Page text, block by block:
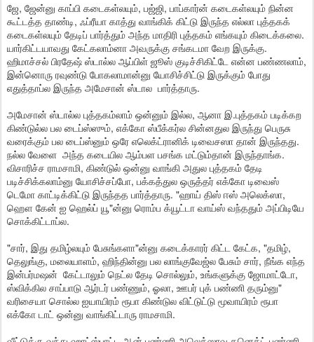
ஜே, ஜேன்னு காப்பி கடைகள்லயும், பஜ்ஜி, பாப்கார்ன் கடைகள்லயும் நின்ன
கூட்டத்த தாண்டி, ஃப்ரீயா காத்து வாங்கிக் கிட்டு இருந்த எல்லா புத்தகக்
கடைகள்லயும் தேடிப் பார்த்தும் அந்த மாதிரி புத்தகம் எங்கயும் கிடைக்கலை.
யார்கிட்டயாவது கேட்கலாம்னா அவருக்கு சங்கடமா வேற இருக்கு.
ஹிமாச்சல் பிரதேஷ் ஸ்டால்ல ஆப்பிள் ஜூஸ் குடிச்சிகிட்டே என்ன பண்ணலாம்,
இன்னொரு ரவுண்டு போகலாமான்னு யோசிச்சிட்டு இருக்கும் போது
எதுத்தாப்ல இருந்த அமேசான் ஸ்டால பார்த்தாரு.
அமேசான் ஸ்டால்ல புத்தகம்லாம் ஒன்னும் இல்ல, ஆனா இ.புத்தகம் படிக்கற
கிண்டுல்ல பல டைப்ஸ்ஸும், எக்கோ ஸ்பீக்கர்ல சின்னதுல இருந்து பெருசு
வரைக்கும் பல டைப்ஸ்னும் ஒரே எலெக்ட்ரானிக் டிவைசஸா தான் இருந்தது.
நல்ல வேளை அந்த கடையில ஆம்பள பசங்க மட்டும்தான் இருந்தாங்க.
விசாரிச்ச ராமசாமி, கிண்டுல் ஒன்னு வாங்கி அதுல புத்தகம் தேடி
படிச்சிக்கலாம்னு யோசிச்சப்போ, பக்கத்துல ஒருத்தர் எக்கோ டிவைஸ்
டெமோ காட்டிக்கிட்டு இருந்தத பார்த்தாரு. "ஹாய் திஸ் ஈஸ் அலெக்ஸா,
ஹௌ கேன் ஐ ஹெல்ப் யூ"ன்னு ரொம்ப க்யூட்டா வாய்ஸ் வந்ததும் அப்பிடியே
சொக்கிட்டாப்ல.
"சார், இது தமிழ்லயும் பேசுங்களா"ன்னு கடைக்காரர் கிட்ட கேட்க, "தமிழ்,
தெலுங்கு, மலையாளம், ஹிந்தின்னு பல லாங்குவேஜ்ல பேசும் சார், நீங்க எந்த
இன்பர்மஷன் கேட்டாலும் நெட்ல தேடி சொல்லும், உங்களுக்கு ஜோமாட்டோ,
ஸ்விக்கில சாப்பாடு ஆர்டர் பண்ணும், ஓலா, ஊபர் புக் பண்ணி தரும்னு"
வரிசையா சொல்ல ஐயாயிரம் ரூபா கிண்டுல விட்டுட்டு மூவாயிரம் ரூபா
எக்கோ டாட் ஒன்னு வாங்கிட்டாரு ராமசாமி.